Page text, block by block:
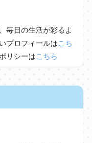
毎日の生活が彩るよ
プロフィールはこち
リシーはこちら